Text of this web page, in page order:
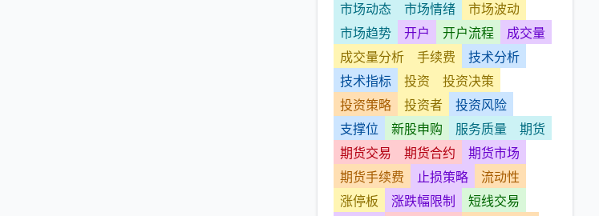
市场动态
市场情绪
市场波动
市场趋势
开户 开户流程
成交量
成交量分析
手续费
技术分析
技术指标
投资
投资决策
投资策略
投资者
投资风险
支撑位
新股申购 服务质量
期货
期货交易
期货合约
期货市场
期货手续费
止损策略
流动性
涨停板
涨跌幅限制
短线交易